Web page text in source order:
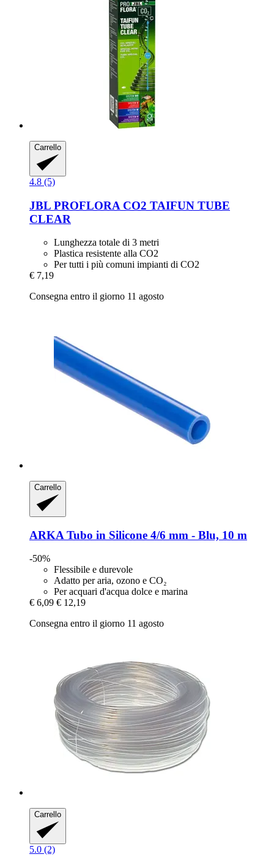
Carrello
4.8 (5)
JBL PROFLORA CO2 TAIFUN TUBE
CLEAR
Lunghezza totale di 3 metri
Plastica resistente alla CO2
Per tutti i più comuni impianti di CO2
€ 7,19
Consegna entro il giorno 11 agosto
Carrello
ARKA Tubo in Silicone 4/6 mm -​ Blu, 10 m
-50%
Flessibile e durevole
Adatto per aria, ozono e CO₂
Per acquari d'acqua dolce e marina
€ 6,09 € 12,19
Consegna entro il giorno 11 agosto
Carrello
5.0 (2)